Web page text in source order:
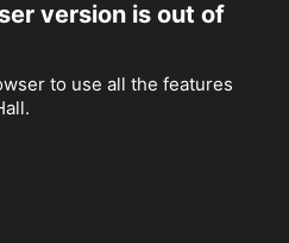
version is out of
to use all the features